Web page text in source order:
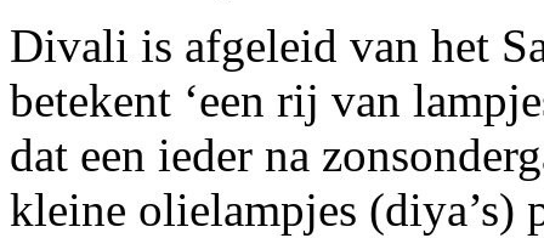
Divali is afgeleid van het
betekent ‘een rij van
dat een ieder na
kleine olielampjes (diya’s)